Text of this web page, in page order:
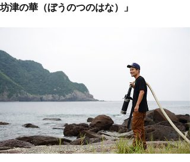
坊津の華（ぼうのつのはな）」